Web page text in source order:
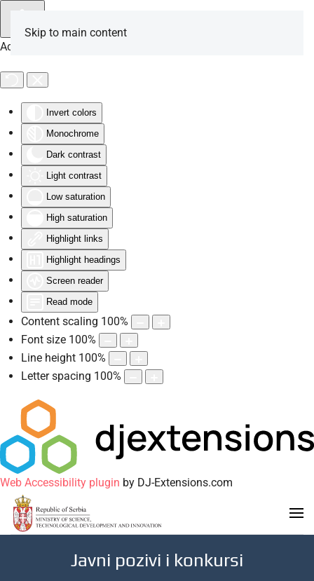
Accessibility Tools
Invert colors
Monochrome
Dark contrast
Light contrast
Low saturation
High saturation
Highlight links
Highlight headings
Screen reader
Read mode
Content scaling 100%
Font size 100%
Line height 100%
Letter spacing 100%
Web Accessibility plugin by DJ-Extensions.com
Skip to main content
Javni pozivi i konkursi